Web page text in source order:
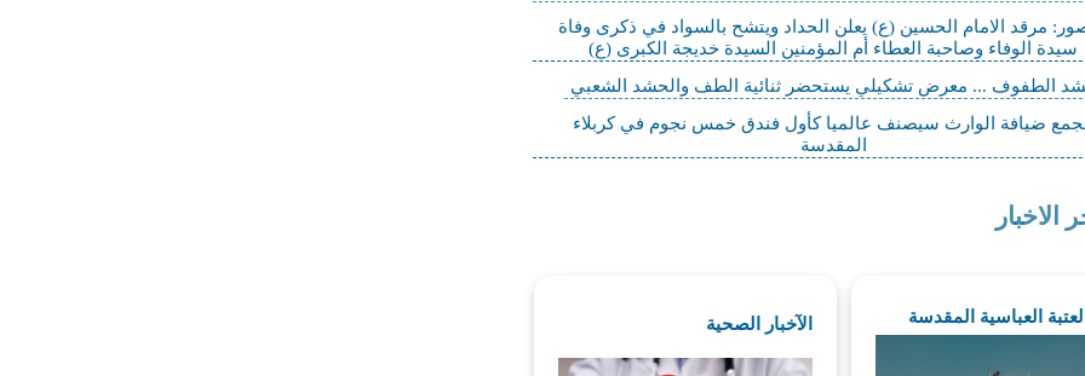
مرقد الامام الحسين (ع) يعلن الحداد ويتشح بالسواد في ذكرى وفاة
سيدة الوفاء وصاحبة العطاء أم المؤمنين السيدة خديجة الكبرى (ع)
الطفوف ... معرض تشكيلي يستحضر ثنائية الطف والحشد الشعبي
ضيافة الوارث سيصنف عالميا كأول فندق خمس نجوم في كربلاء
المقدسة
الاخبار
العباسية المقدسة الآخبار الصحية